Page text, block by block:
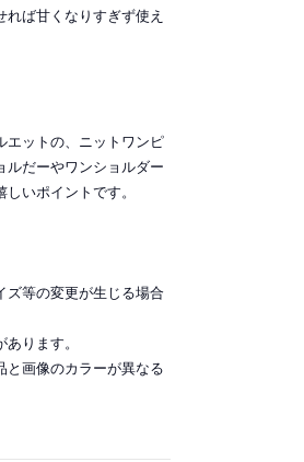
ば甘くなりすぎず使え
エットの、ニットワンピ
ルだーやワンショルダー
いポイントです。
ズ等の変更が生じる場合
ります。
と画像のカラーが異なる